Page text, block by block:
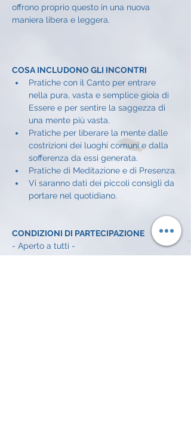
offrono proprio questo in una nuova
maniera libera e leggera.
COSA INCLUDONO GLI INCONTRI
Pratiche con il Canto per entrare
nella pura, vasta e semplice gioia di
Essere e per sentire la saggezza di
una mente più vasta.
Pratiche per liberare la mente dalle
costrizioni dei luoghi comuni e dalla
sofferenza da essi generata.
Pratiche di Meditazione e di Presenza.
Vi saranno dati dei piccoli consigli da
portare nel quotidiano.
CONDIZIONI DI PARTECIPAZIONE
- Aperto a tutti -